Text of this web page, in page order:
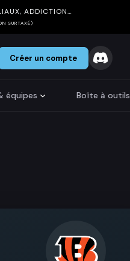
ADDICTION…
SURTAXÉ)
Créer un compte
équipes Boîte à outils